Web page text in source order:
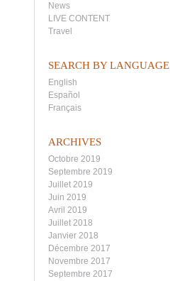
News
LIVE CONTENT
Travel
SEARCH BY LANGUAGE
English
Español
Français
ARCHIVES
Octobre 2019
Septembre 2019
Juillet 2019
Juin 2019
Avril 2019
Juillet 2018
Janvier 2018
Décembre 2017
Novembre 2017
Septembre 2017